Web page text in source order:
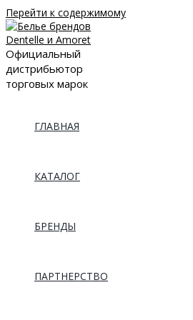
Перейти к содержимому
Официальный
дистрибьютор
торговых марок
ГЛАВНАЯ
КАТАЛОГ
БРЕНДЫ
ПАРТНЕРСТВО